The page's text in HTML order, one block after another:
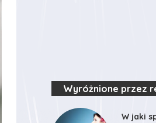
Wyróżnione przez
W jaki